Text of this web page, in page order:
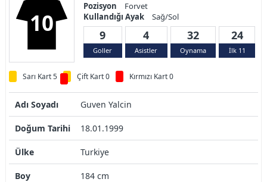
10
Pozisyon
Forvet
Kullandığı Ayak
Sağ/Sol
9
Goller
4
Asistler
32
Oynama
24
İlk 11
Sarı Kart 5 Çift Kart 0 Kırmızı Kart 0
Adı Soyadı Guven Yalcin
Doğum Tarihi 18.01.1999
Ülke Turkiye
Boy 184 cm